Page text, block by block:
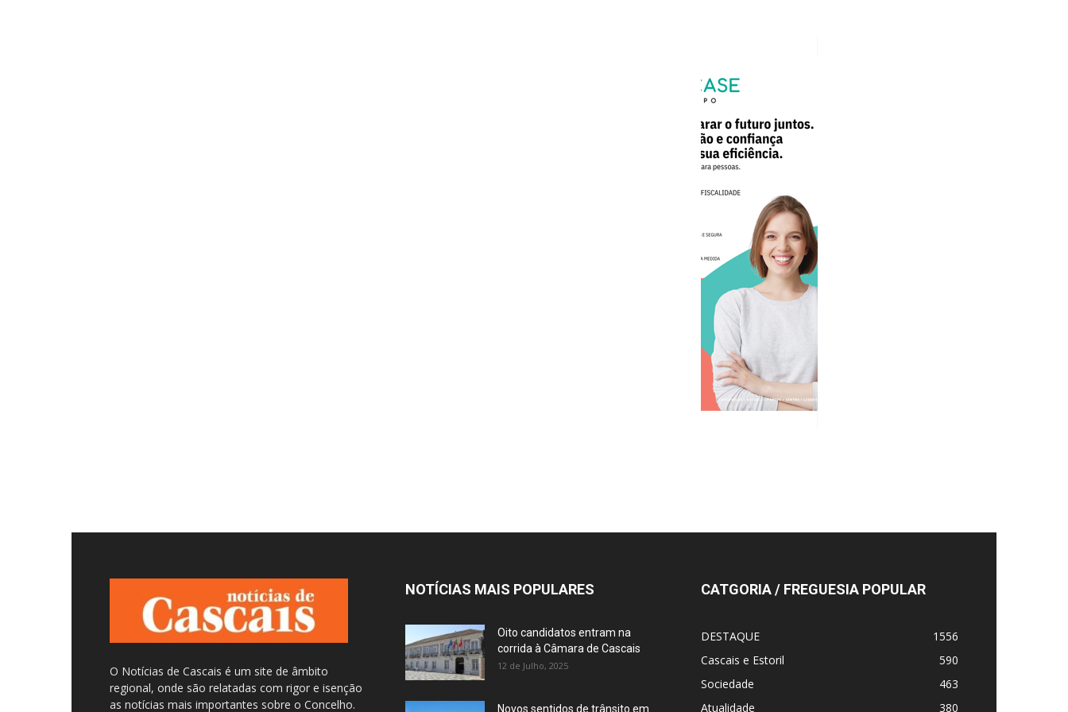
O Notícias de Cascais é um site de âmbito
regional, onde são relatadas com rigor e isenção
as notícias mais importantes sobre o Concelho.
NOTÍCIAS MAIS POPULARES
Oito candidatos entram na
corrida à Câmara de Cascais
12 de Julho, 2025
Novos sentidos de trânsito em
CATGORIA / FREGUESIA POPULAR
DESTAQUE
1556
Cascais e Estoril
590
Sociedade
463
Atualidade
380